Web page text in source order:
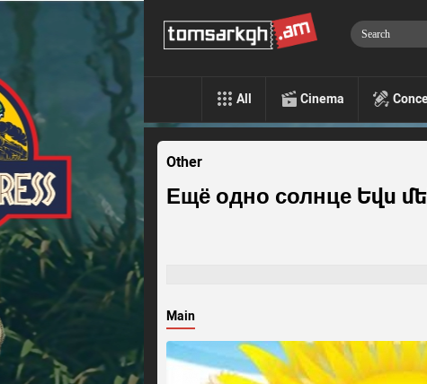
All Cinema
Other
Ещё одно солнце Եվս
Main